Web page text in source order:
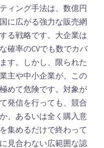
ィング手法は、数億円
に広がる強力な販売網
る戦略です。大企業は
確率のCVでも数でカバ
す。しかし、限られた
主や中小企業が、この
めて危険です。対象が
発信を行っても、競合
、あるいは全く購入意
集めるだけで終わって
見合わない広範囲な認